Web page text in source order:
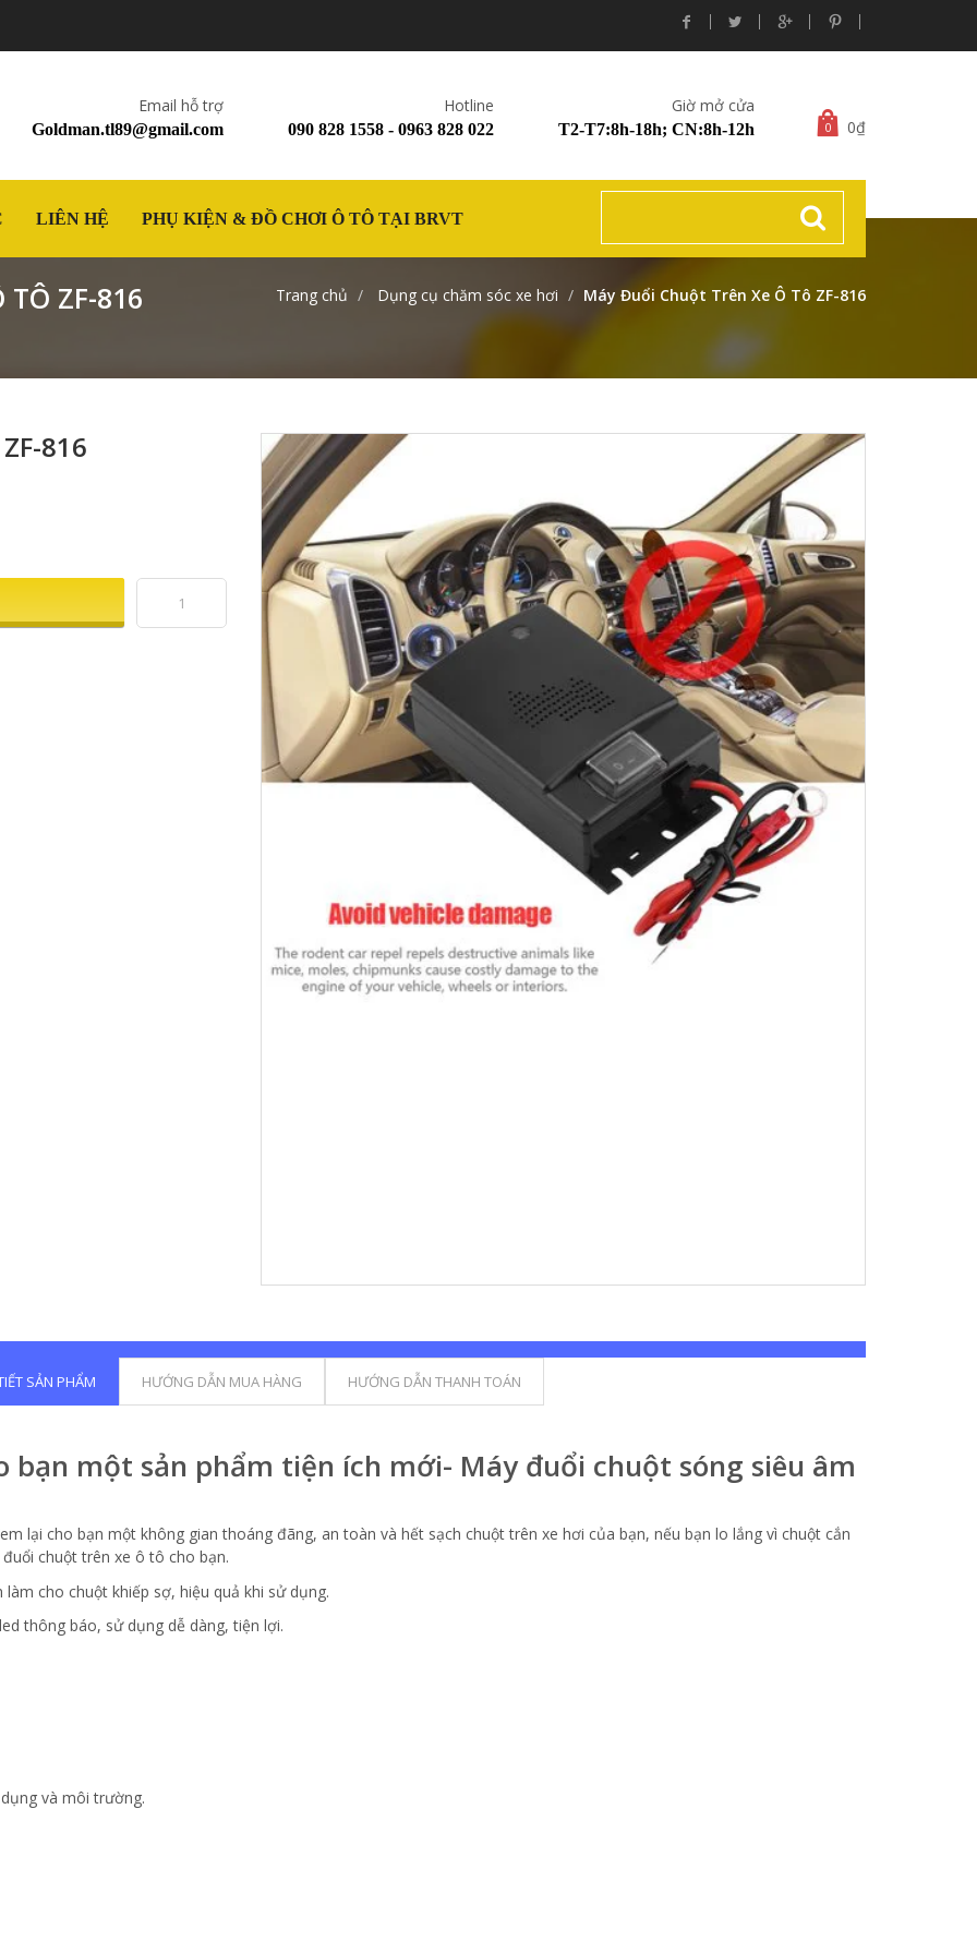
Email hỗ trợ
Goldman.tl89@gmail.com
Hotline
090 828 1558 - 0963 828 022
Giờ mở cửa
T2-T7:8h-18h; CN:8h-12h 0 0₫
LIÊN HỆ PHỤ KIỆN & ĐỒ CHƠI Ô TÔ TẠI BRVT
TÔ ZF-816 Trang chủ Dụng cụ chăm sóc xe hơi Máy Đuổi Chuột Trên Xe Ô Tô ZF-816
816
SẢN PHẨM HƯỚNG DẪN MUA HÀNG HƯỚNG DẪN THANH TOÁN
bạn một sản phẩm tiện ích mới- Máy đuổi chuột sóng siêu âm
lại cho bạn một không gian thoáng đãng, an toàn và hết sạch chuột trên xe hơi của bạn, nếu bạn lo lắng vì chuột cắn
chuột trên xe ô tô cho bạn.
cho chuột khiếp sợ, hiệu quả khi sử dụng.
thông báo, sử dụng dễ dàng, tiện lợi.
và môi trường.